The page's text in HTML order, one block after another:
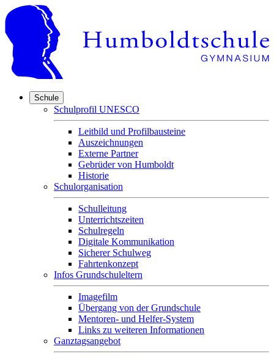
Schule
Schulprofil UNESCO
Leitbild und Profilbausteine
Auszeichnungen
Externe Partner
Gebrüder von Humboldt
Historie
Schulorganisation
Schulleitung
Unterrichtszeiten
Schulregeln
Digitale Kommunikation
Sicherer Schulweg
Fahrtenkonzept
Infos Grundschuleltern
Imagefilm
Übergang von der Grundschule
Mentoren- und Helfer-System
Links zu weiteren Informationen
Ganztagsangebot